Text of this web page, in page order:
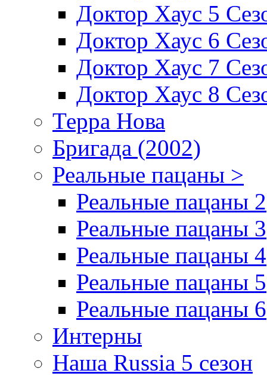
Доктор Хаус 5
Доктор Хаус 6
Доктор Хаус 7
Доктор Хаус 8
Терра Нова
Бригада (2002)
Реальные пацаны >
Реальные пацаны 2
Реальные пацаны 3
Реальные пацаны 4
Реальные пацаны 5
Реальные пацаны 6
Интерны
Наша Russia 5 сезон